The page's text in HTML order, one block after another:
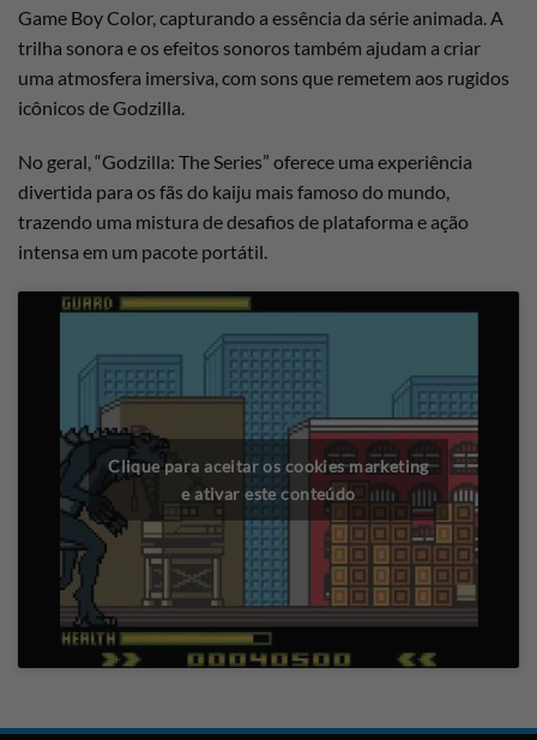
Game Boy Color, capturando a essência da série animada. A
trilha sonora e os efeitos sonoros também ajudam a criar
uma atmosfera imersiva, com sons que remetem aos rugidos
icônicos de Godzilla.
No geral, “Godzilla: The Series” oferece uma experiência
divertida para os fãs do kaiju mais famoso do mundo,
trazendo uma mistura de desafios de plataforma e ação
intensa em um pacote portátil.
Clique para aceitar os cookies marketing
e ativar este conteúdo